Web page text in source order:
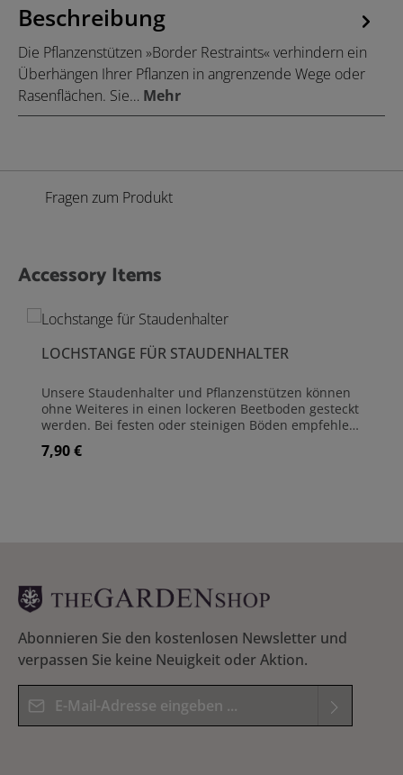
Beschreibung
Die Pflanzenstützen »Border Restraints« verhindern ein
Überhängen Ihrer Pflanzen in angrenzende Wege oder
Rasenflächen. Sie… Mehr
Fragen zum Produkt
Produktgalerie überspringen
Accessory Items
LOCHSTANGE FÜR STAUDENHALTER
Unsere Staudenhalter und Pflanzenstützen können
ohne Weiteres in einen lockeren Beetboden gesteckt
werden. Bei festen oder steinigen Böden empfehlen
vorzubereiten. Sie ist aus 8 mm starkem Stahl
Regulärer Preis:
7,90 €
Abonnieren Sie den kostenlosen Newsletter und
verpassen Sie keine Neuigkeit oder Aktion.
E-Mail-Adresse*